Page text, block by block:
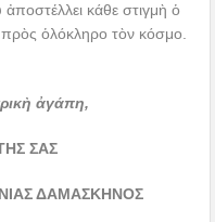
κάθε στιγμὴ ὁ
ὁλόκληρο τὸν κόσμο.
ἀγάπη,
ΣΑΣ
ΔΑΜΑΣΚΗΝΟΣ